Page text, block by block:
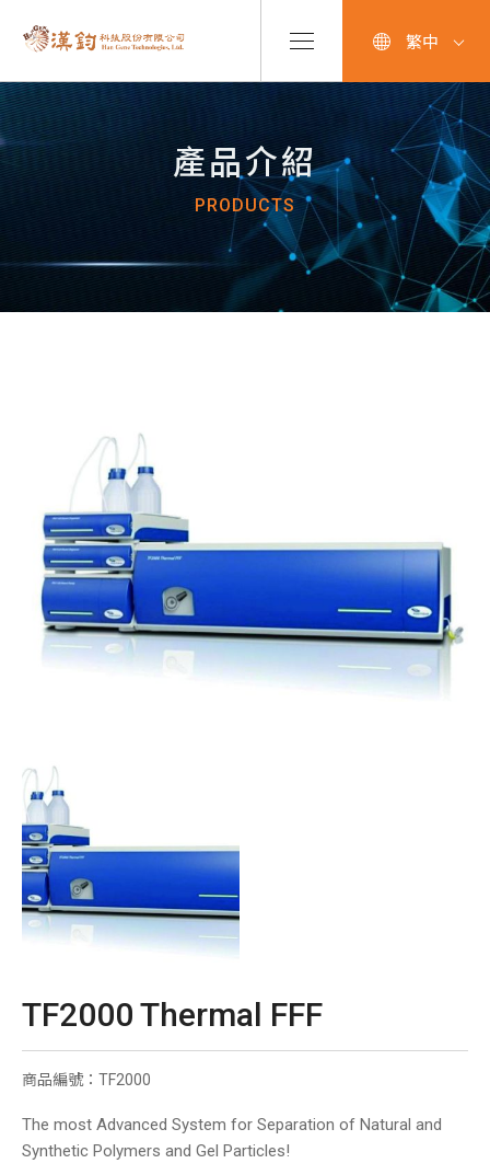
產品介紹
PRODUCTS
TF2000 Thermal FFF
商品編號：TF2000
The most Advanced System for Separation of Natural and
Synthetic Polymers and Gel Particles!
繁中